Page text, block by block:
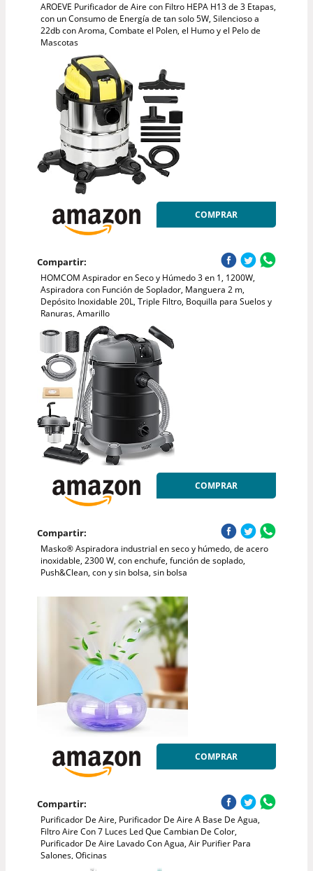
AROEVE Purificador de Aire con Filtro HEPA H13 de 3 Etapas,
con un Consumo de Energía de tan solo 5W, Silencioso a
22db con Aroma, Combate el Polen, el Humo y el Pelo de
Mascotas
COMPRAR
Compartir:
HOMCOM Aspirador en Seco y Húmedo 3 en 1, 1200W,
Aspiradora con Función de Soplador, Manguera 2 m,
Depósito Inoxidable 20L, Triple Filtro, Boquilla para Suelos y
Ranuras, Amarillo
COMPRAR
Compartir:
Masko® Aspiradora industrial en seco y húmedo, de acero
inoxidable, 2300 W, con enchufe, función de soplado,
Push&Clean, con y sin bolsa, sin bolsa
COMPRAR
Compartir:
Purificador De Aire, Purificador De Aire A Base De Agua,
Filtro Aire Con 7 Luces Led Que Cambian De Color,
Purificador De Aire Lavado Con Agua, Air Purifier Para
Salones, Oficinas